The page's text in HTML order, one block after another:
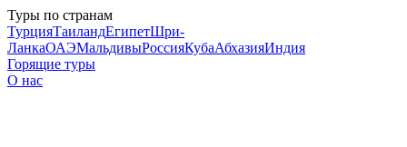
Туры по странам
ТурцияТаиландЕгипетШри-
ЛанкаОАЭМальдивыРоссияКубаАбхазияИндия
Горящие туры
О нас